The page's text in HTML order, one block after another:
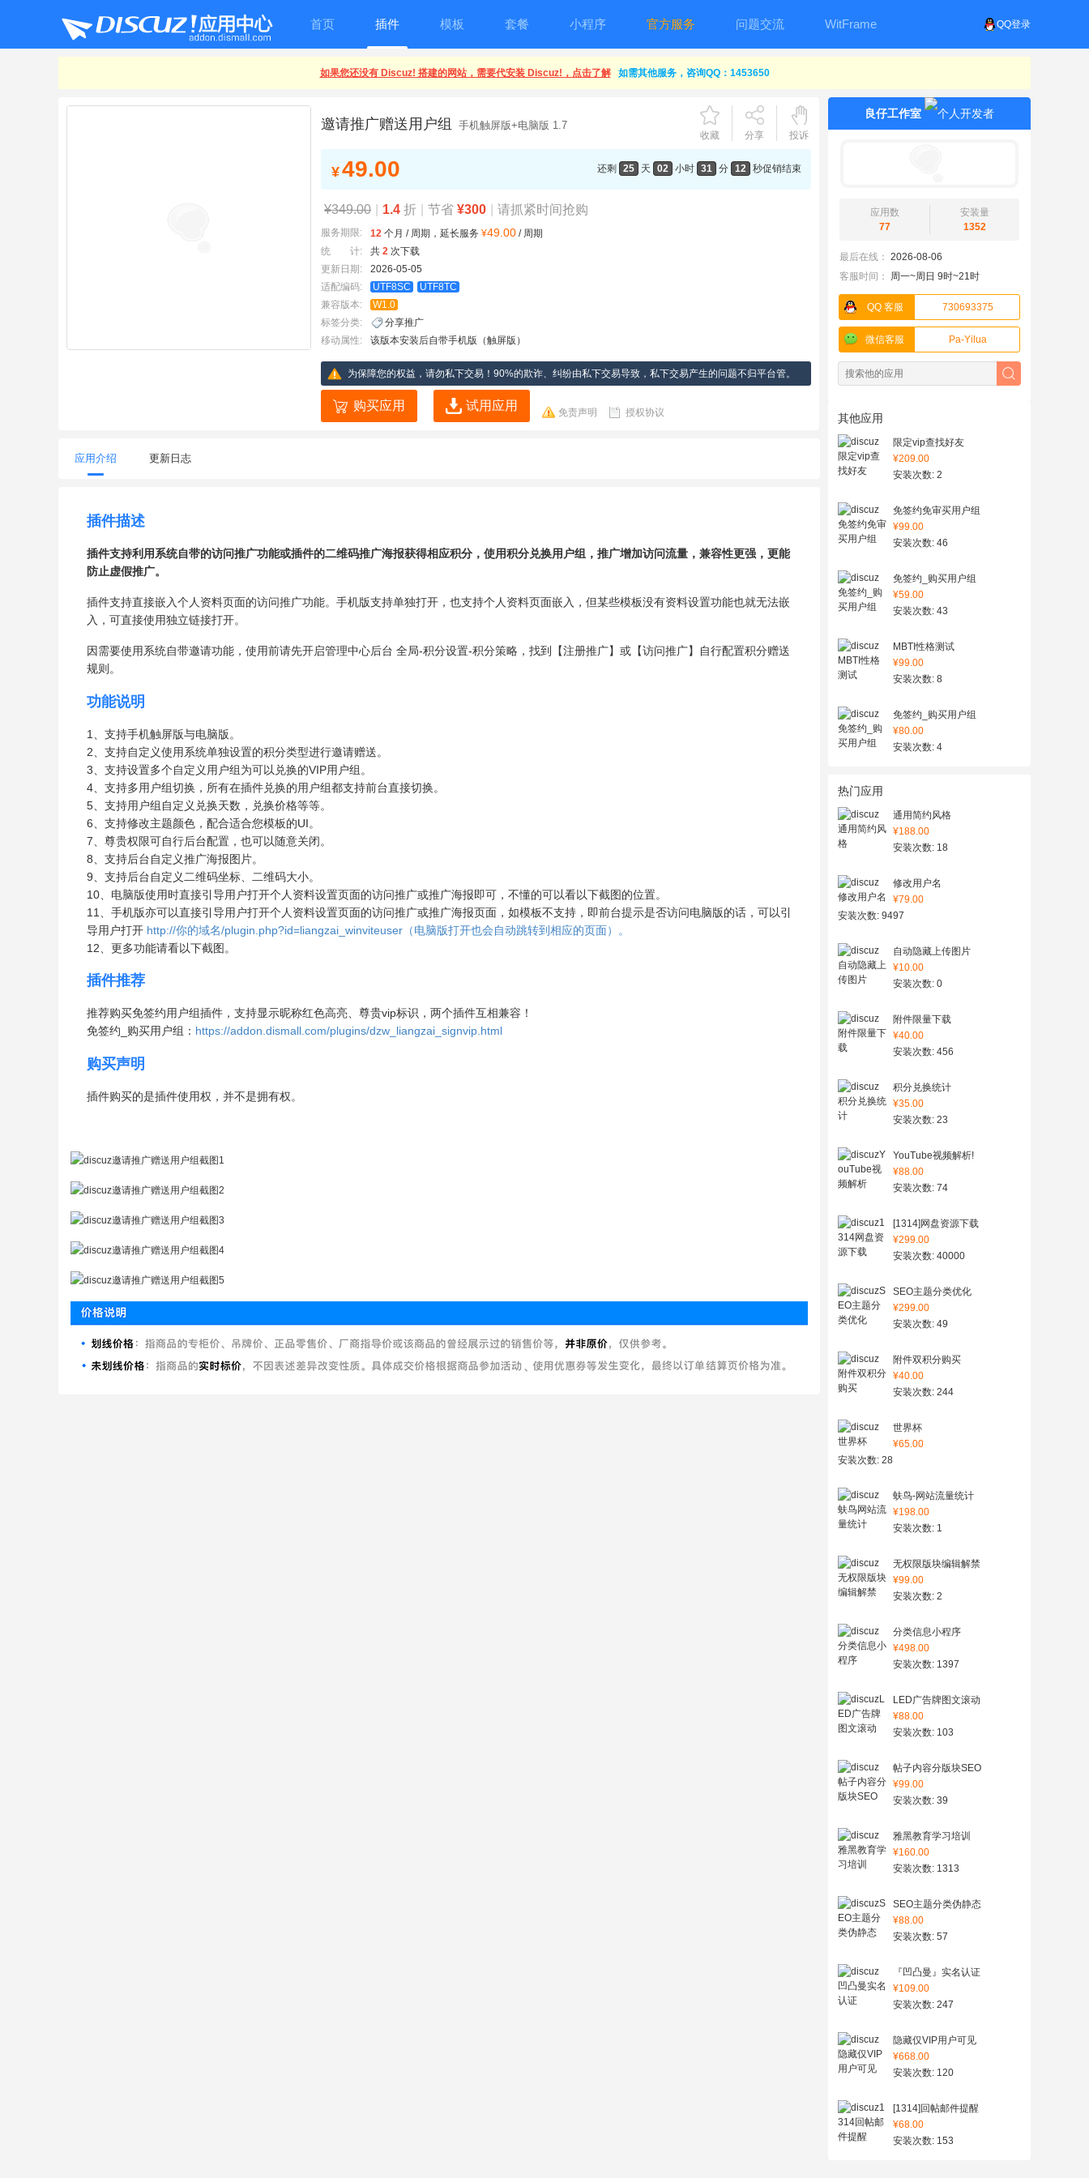
QQ登录
首页 插件 模板 套餐 小程序 官方服务 问题交流 WitFrame
如果您还没有 Discuz! 搭建的网站，需要代安装 Discuz!，点击了解 如需其他服务，咨询QQ：1453650
良仔工作室
应用数
77
安装量
1352
最后在线： 2026-08-06
客服时间：
周一~周日 9时~21时
QQ 客服 730693375
微信客服 Pa-Yilua
其他应用
限定vip查找好友
¥209.00
安装次数: 2
免签约免审买用户组
¥99.00
安装次数: 46
免签约_购买用户组
¥59.00
安装次数: 43
MBTI性格测试
¥99.00
安装次数: 8
免签约_购买用户组
¥80.00
安装次数: 4
热门应用
通用简约风格
¥188.00
安装次数: 18
修改用户名
¥79.00
安装次数: 9497
自动隐藏上传图片
¥10.00
安装次数: 0
附件限量下载
¥40.00
安装次数: 456
积分兑换统计
¥35.00
安装次数: 23
YouTube视频解析!
¥88.00
安装次数: 74
[1314]网盘资源下载
¥299.00
安装次数: 40000
SEO主题分类优化
¥299.00
安装次数: 49
附件双积分购买
¥40.00
安装次数: 244
世界杯
¥65.00
安装次数: 28
蚨鸟-网站流量统计
¥198.00
安装次数: 1
无权限版块编辑解禁
¥99.00
安装次数: 2
分类信息小程序
¥498.00
安装次数: 1397
LED广告牌图文滚动
¥88.00
安装次数: 103
帖子内容分版块SEO
¥99.00
安装次数: 39
雅黑教育学习培训
¥160.00
安装次数: 1313
SEO主题分类伪静态
¥88.00
安装次数: 57
『凹凸曼』实名认证
¥109.00
安装次数: 247
隐藏仅VIP用户可见
¥668.00
安装次数: 120
[1314]回帖邮件提醒
¥68.00
安装次数: 153
邀请推广赠送用户组 手机触屏版+电脑版 1.7
收藏 分享 投诉
还剩 25 天 02 小时 31 分 12 秒促销结束
¥49.00
¥349.00 1.4 折 节省 ¥300 请抓紧时间抢购
服务期限: 12 个月 / 周期，延长服务 ¥49.00 / 周期
统 计:
共 2 次下载
更新日期:
2026-05-05
适配编码:
UTF8SC
UTF8TC
兼容版本:
W1.0
标签分类:
分享推广
移动属性:
该版本安装后自带手机版（触屏版）
为保障您的权益，请勿私下交易！90%的欺诈、纠纷由私下交易导致，私下交易产生的问题不归平台管。
购买应用 试用应用 免责声明 授权协议
应用介绍 更新日志
插件描述
插件支持利用系统自带的访问推广功能或插件的二维码推广海报获得相应积分，使用积分兑换用户组，推广增加访问流量，兼容性更强，更能
防止虚假推广。
插件支持直接嵌入个人资料页面的访问推广功能。手机版支持单独打开，也支持个人资料页面嵌入，但某些模板没有资料设置功能也就无法嵌
入，可直接使用独立链接打开。
因需要使用系统自带邀请功能，使用前请先开启管理中心后台 全局-积分设置-积分策略，找到【注册推广】或【访问推广】自行配置积分赠送
规则。
功能说明
1、支持手机触屏版与电脑版。
2、支持自定义使用系统单独设置的积分类型进行邀请赠送。
3、支持设置多个自定义用户组为可以兑换的VIP用户组。
4、支持多用户组切换，所有在插件兑换的用户组都支持前台直接切换。
5、支持用户组自定义兑换天数，兑换价格等等。
6、支持修改主题颜色，配合适合您模板的UI。
7、尊贵权限可自行后台配置，也可以随意关闭。
8、支持后台自定义推广海报图片。
9、支持后台自定义二维码坐标、二维码大小。
10、电脑版使用时直接引导用户打开个人资料设置页面的访问推广或推广海报即可，不懂的可以看以下截图的位置。
11、手机版亦可以直接引导用户打开个人资料设置页面的访问推广或推广海报页面，如模板不支持，即前台提示是否访问电脑版的话，可以引
导用户打开 http://你的域名/plugin.php?id=liangzai_winviteuser（电脑版打开也会自动跳转到相应的页面）。
12、更多功能请看以下截图。
插件推荐
推荐购买免签约用户组插件，支持显示昵称红色高亮、尊贵vip标识，两个插件互相兼容！
免签约_购买用户组： https://addon.dismall.com/plugins/dzw_liangzai_signvip.html
购买声明
插件购买的是插件使用权，并不是拥有权。